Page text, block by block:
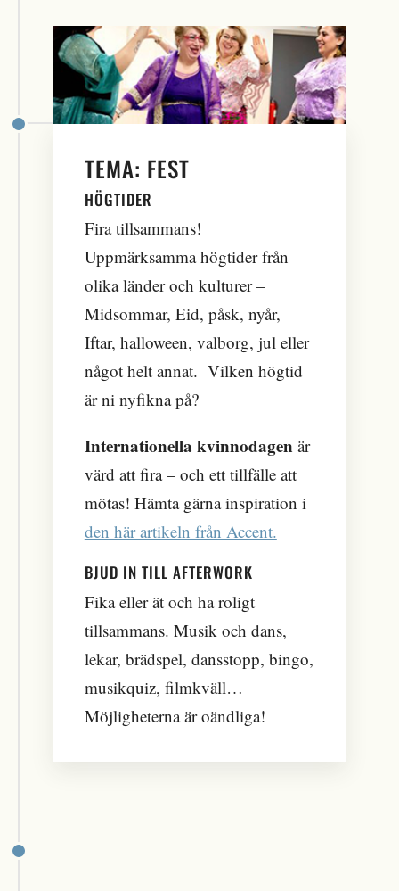
TEMA: FEST
HÖGTIDER
Fira tillsammans!
Uppmärksamma högtider från
olika länder och kulturer –
Midsommar, Eid, påsk, nyår,
Iftar, halloween, valborg, jul eller
något helt annat. Vilken högtid
är ni nyfikna på?
Internationella kvinnodagenär
värd att fira – och ett tillfälle att
mötas! Hämta gärna inspiration i
den här artikeln från Accent.
BJUD IN TILL AFTERWORK
Fika eller ät och ha roligt
tillsammans. Musik och dans,
lekar, brädspel, dansstopp, bingo,
musikquiz, filmkväll…
Möjligheterna är oändliga!